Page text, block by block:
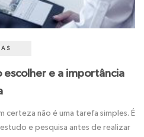
escolher e a importância
certeza não é uma tarefa simples. É
e pesquisa antes de realizar